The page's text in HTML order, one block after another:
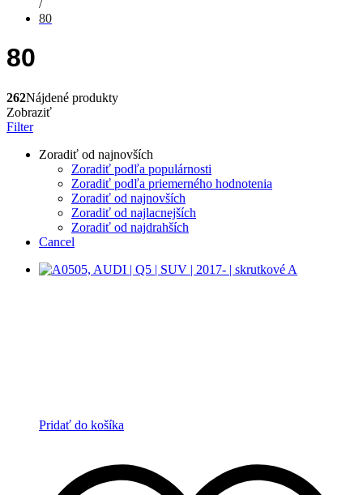
/
80
80
262Nájdené produkty
Zobraziť
Filter
Zoradiť od najnovších
Zoradiť podľa populárnosti
Zoradiť podľa priemerného hodnotenia
Zoradiť od najnovších
Zoradiť od najlacnejších
Zoradiť od najdrahších
Cancel
Pridať do košíka